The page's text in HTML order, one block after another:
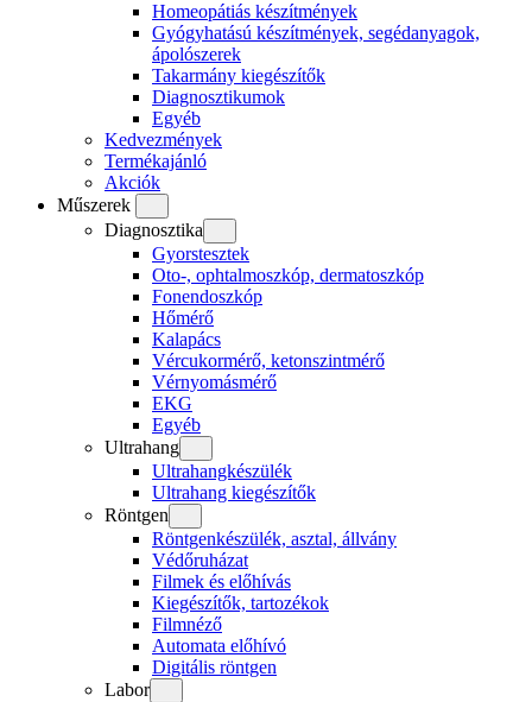
Homeopátiás készítmények
Gyógyhatású készítmények, segédanyagok,
ápolószerek
Takarmány kiegészítők
Diagnosztikumok
Egyéb
Kedvezmények
Termékajánló
Akciók
Műszerek
Diagnosztika
Gyorstesztek
Oto-, ophtalmoszkóp, dermatoszkóp
Fonendoszkóp
Hőmérő
Kalapács
Vércukormérő, ketonszintmérő
Vérnyomásmérő
EKG
Egyéb
Ultrahang
Ultrahangkészülék
Ultrahang kiegészítők
Röntgen
Röntgenkészülék, asztal, állvány
Védőruházat
Filmek és előhívás
Kiegészítők, tartozékok
Filmnéző
Automata előhívó
Digitális röntgen
Labor